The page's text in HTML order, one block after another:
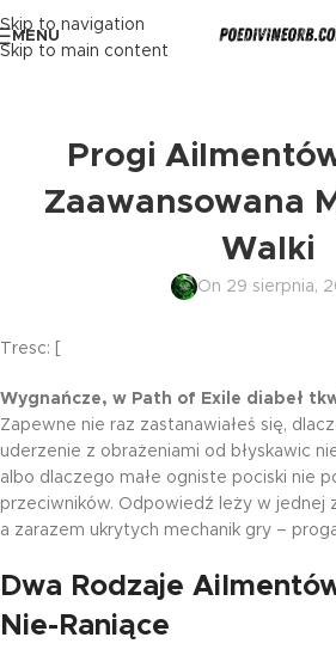
Skip to navigation
Skip to main content
MENU
Progi
Zaawansowana
Walki
On 29 sierpnia,
Tresc: [
Wygnańcze, w Path of Exile diabeł
Zapewne nie raz zastanawiałeś się,
uderzenie z obrażeniami od błyskawic
albo dlaczego małe ogniste pociski nie
przeciwników. Odpowiedź leży w jednej
a zarazem ukrytych mechanik gry –
Dwa Rodzaje
Nie-Raniące